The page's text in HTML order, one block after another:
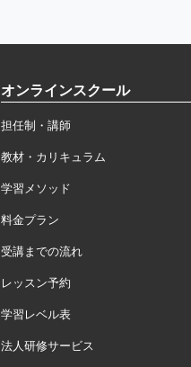
オンラインスクール
担任制・講師
教材・カリキュラム
学習メソッド
料金プラン
受講までの流れ
レッスン予約
学習レベル表
法人研修サービス